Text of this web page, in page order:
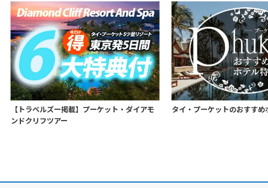
【トラベルズー掲載】プーケット・ダイアモ
ンドクリフツアー
タイ・プーケットのおすすめ